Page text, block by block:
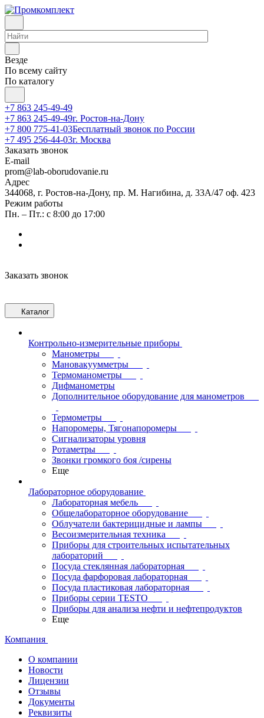
Везде
По всему сайту
По каталогу
+7 863 245-49-49
+7 863 245-49-49г. Ростов-на-Дону
+7 800 775-41-03Бесплатный звонок по России
+7 495 256-44-03г. Москва
Заказать звонок
E-mail
prom@lab-oborudovanie.ru
Адрес
344068, г. Ростов-на-Дону, пр. М. Нагибина, д. 33А/47 оф. 423
Режим работы
Пн. – Пт.: с 8:00 до 17:00
Заказать звонок
Каталог
Контрольно-измерительные приборы
Манометры
Мановакуумметры
Термоманометры
Дифманометры
Дополнительное оборудование для манометров
Термометры
Напоромеры, Тягонапоромеры
Сигнализаторы уровня
Ротаметры
Звонки громкого боя /сирены
Еще
Лабораторное оборудование
Лабораторная мебель
Общелабораторное оборудование
Облучатели бактерицидные и лампы
Весоизмерительная техника
Приборы для строительных испытательных
лабораторий
Посуда стеклянная лабораторная
Посуда фарфоровая лабораторная
Посуда пластиковая лабораторная
Приборы серии TESTO
Приборы для анализа нефти и нефтепродуктов
Еще
Компания
О компании
Новости
Лицензии
Отзывы
Документы
Реквизиты